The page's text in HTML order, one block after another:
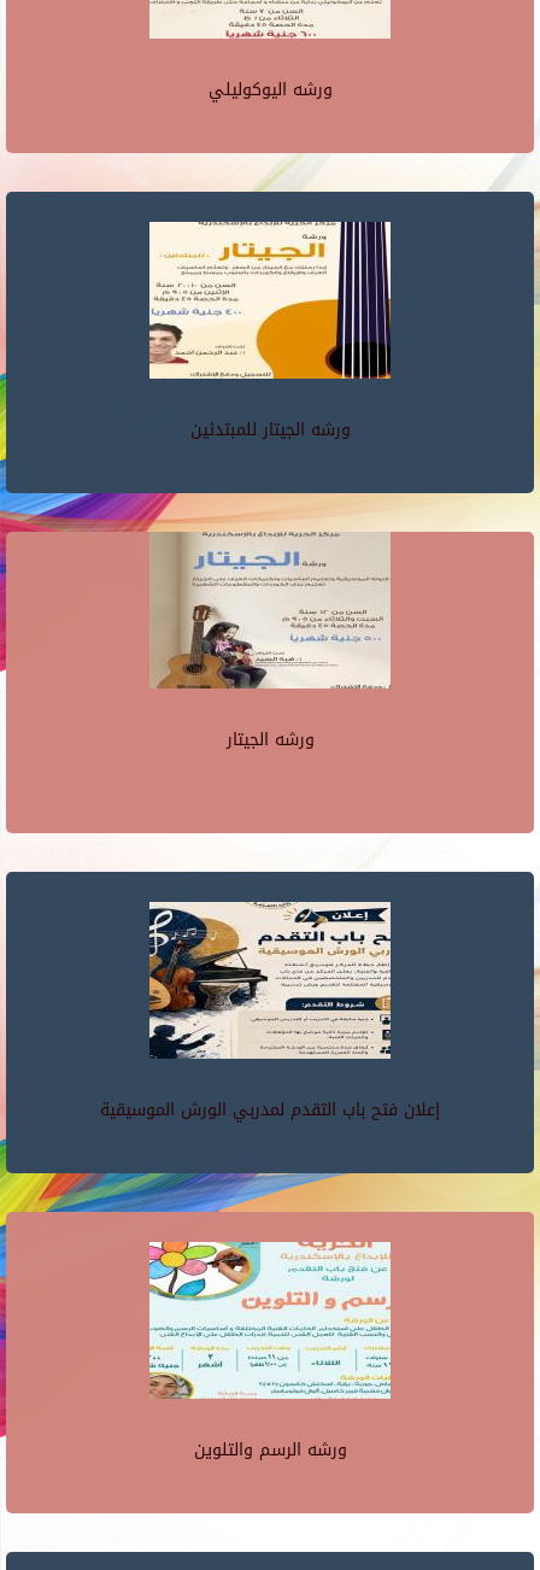
ورشه اليوكوليلي
ورشه الجيتار للمبتدئين
ورشه الجيتار
إعلان فتح باب التقدم لمدربي الورش الموسيقية
ورشه الرسم والتلوين